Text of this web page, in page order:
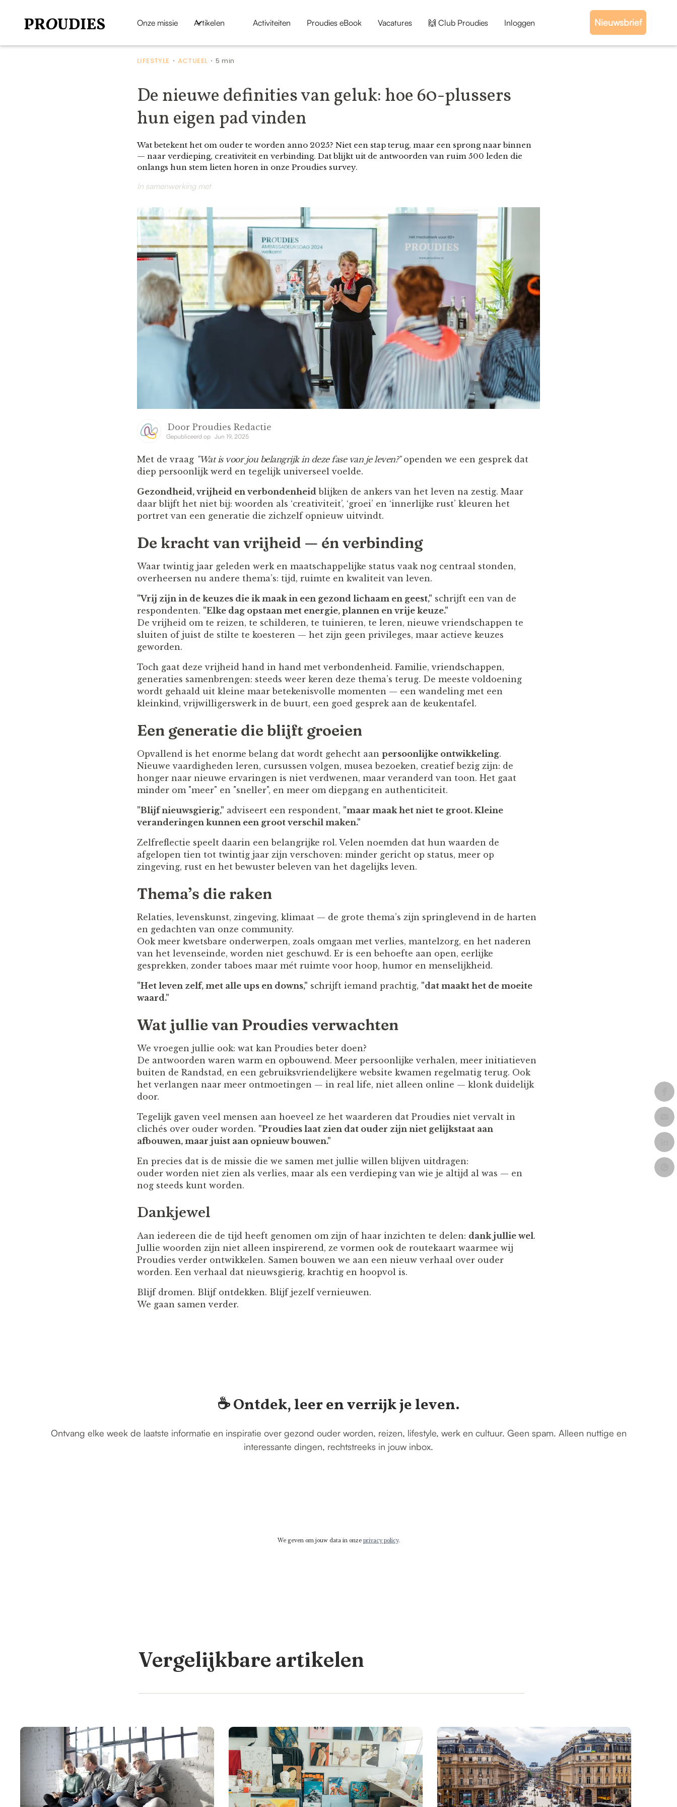
Onze missie Artikelen Activiteiten Proudies eBook Vacatures 🙌 Club Proudies Inloggen Nieuwsbrief
LIFESTYLE • ACTUEEL •5 min
De nieuwe definities van geluk: hoe 60-plussers
hun eigen pad vinden
Wat betekent het om ouder te worden anno 2025? Niet een stap terug, maar een sprong naar binnen
— naar verdieping, creativiteit en verbinding. Dat blijkt uit de antwoorden van ruim 500 leden die
onlangs hun stem lieten horen in onze Proudies survey.
In samenwerking met
Door Proudies Redactie
Gepubliceerd op Jun 19, 2025
Met de vraag "Wat is voor jou belangrijk in deze fase van je leven?"openden we een gesprek dat
diep persoonlijk werd en tegelijk universeel voelde.
Gezondheid, vrijheid en verbondenheid blijken de ankers van het leven na zestig. Maar
daar blijft het niet bij: woorden als ‘creativiteit’, ‘groei’ en ‘innerlijke rust’ kleuren het
portret van een generatie die zichzelf opnieuw uitvindt.
De kracht van vrijheid — én verbinding
Waar twintig jaar geleden werk en maatschappelijke status vaak nog centraal stonden,
overheersen nu andere thema’s: tijd, ruimte en kwaliteit van leven.
"Vrij zijn in de keuzes die ik maak in een gezond lichaam en geest," schrijft een van de
respondenten. "Elke dag opstaan met energie, plannen en vrije keuze."
De vrijheid om te reizen, te schilderen, te tuinieren, te leren, nieuwe vriendschappen te
sluiten of juist de stilte te koesteren — het zijn geen privileges, maar actieve keuzes
geworden.
Toch gaat deze vrijheid hand in hand met verbondenheid. Familie, vriendschappen,
generaties samenbrengen: steeds weer keren deze thema’s terug. De meeste voldoening
wordt gehaald uit kleine maar betekenisvolle momenten — een wandeling met een
kleinkind, vrijwilligerswerk in de buurt, een goed gesprek aan de keukentafel.
Een generatie die blijft groeien
Opvallend is het enorme belang dat wordt gehecht aan persoonlijke ontwikkeling.
Nieuwe vaardigheden leren, cursussen volgen, musea bezoeken, creatief bezig zijn: de
honger naar nieuwe ervaringen is niet verdwenen, maar veranderd van toon. Het gaat
minder om "meer" en "sneller", en meer om diepgang en authenticiteit.
"Blijf nieuwsgierig," adviseert een respondent, "maar maak het niet te groot. Kleine
veranderingen kunnen een groot verschil maken."
Zelfreflectie speelt daarin een belangrijke rol. Velen noemden dat hun waarden de
afgelopen tien tot twintig jaar zijn verschoven: minder gericht op status, meer op
zingeving, rust en het bewuster beleven van het dagelijks leven.
Thema’s die raken
Relaties, levenskunst, zingeving, klimaat — de grote thema’s zijn springlevend in de harten
en gedachten van onze community.
Ook meer kwetsbare onderwerpen, zoals omgaan met verlies, mantelzorg, en het naderen
van het levenseinde, worden niet geschuwd. Er is een behoefte aan open, eerlijke
gesprekken, zonder taboes maar mét ruimte voor hoop, humor en menselijkheid.
"Het leven zelf, met alle ups en downs," schrijft iemand prachtig, "dat maakt het de moeite
waard."
Wat jullie van Proudies verwachten
We vroegen jullie ook: wat kan Proudies beter doen?
De antwoorden waren warm en opbouwend. Meer persoonlijke verhalen, meer initiatieven
buiten de Randstad, en een gebruiksvriendelijkere website kwamen regelmatig terug. Ook
het verlangen naar meer ontmoetingen — in real life, niet alleen online — klonk duidelijk
door.
Tegelijk gaven veel mensen aan hoeveel ze het waarderen dat Proudies niet vervalt in
clichés over ouder worden. "Proudies laat zien dat ouder zijn niet gelijkstaat aan
afbouwen, maar juist aan opnieuw bouwen."
En precies dat is de missie die we samen met jullie willen blijven uitdragen:
ouder worden niet zien als verlies, maar als een verdieping van wie je altijd al was — en
nog steeds kunt worden.
Dankjewel
Aan iedereen die de tijd heeft genomen om zijn of haar inzichten te delen: dank jullie wel.
Jullie woorden zijn niet alleen inspirerend, ze vormen ook de routekaart waarmee wij
Proudies verder ontwikkelen. Samen bouwen we aan een nieuw verhaal over ouder
worden. Een verhaal dat nieuwsgierig, krachtig en hoopvol is.
Blijf dromen. Blijf ontdekken. Blijf jezelf vernieuwen.
We gaan samen verder.
☕️ Ontdek, leer en verrijk je leven.
Ontvang elke week de laatste informatie en inspiratie over gezond ouder worden, reizen, lifestyle, werk en cultuur. Geen spam. Alleen nuttige en
interessante dingen, rechtstreeks in jouw inbox.
We geven om jouw data in onze privacy policy.
Vergelijkbare artikelen